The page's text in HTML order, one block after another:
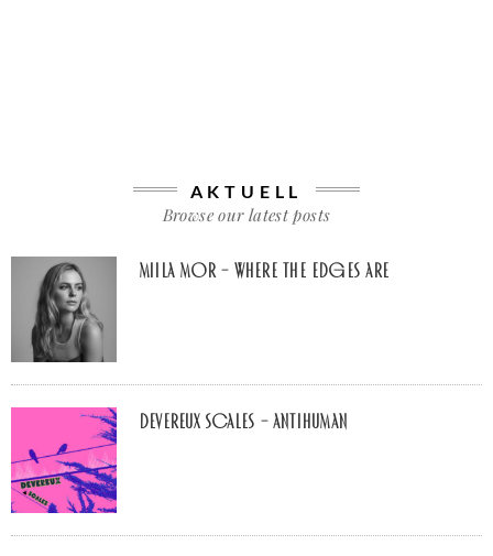
AKTUELL
Browse our latest posts
Miila Mor – Where The Edges Are
Devereux Scales – Antihuman